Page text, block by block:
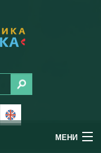
МЕНИ